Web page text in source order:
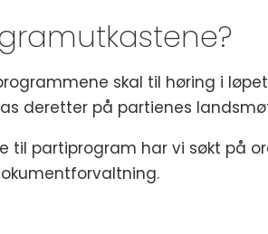
skal til høring i
deretter på partienes
til partiprogram har vi søkt på